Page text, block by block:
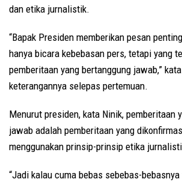
dan etika jurnalistik.
“Bapak Presiden memberikan pesan
hanya bicara kebebasan pers, tetapi yang
pemberitaan yang bertanggung jawab,”
keterangannya selepas pertemuan.
Menurut presiden, kata Ninik, pemberitaan
jawab adalah pemberitaan yang
menggunakan prinsip-prinsip etika
“Jadi kalau cuma bebas sebebas-